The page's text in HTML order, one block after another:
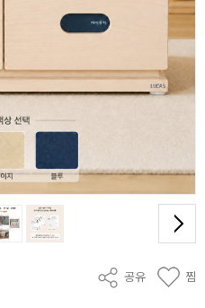
공유 찜